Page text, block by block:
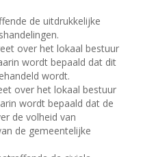
de uitdrukkelijke
over het lokaal bestuur
wordt bepaald dat dit
wordt.
over het lokaal bestuur
wordt bepaald dat de
de volheid van
de gemeentelijke